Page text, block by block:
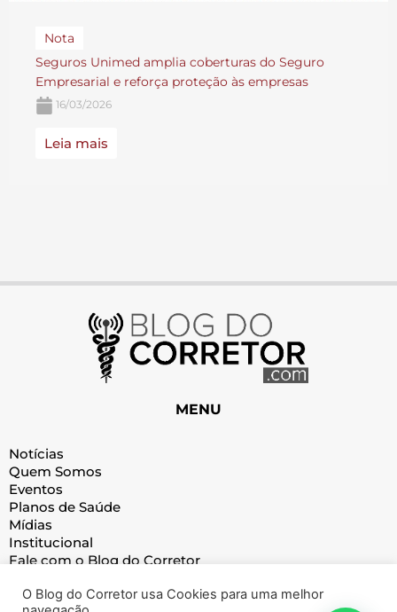
Nota
Seguros Unimed amplia coberturas do Seguro
Empresarial e reforça proteção às empresas
16/03/2026
Leia mais
MENU
Notícias
Quem Somos
Eventos
Planos de Saúde
Mídias
Institucional
Fale com o Blog do Corretor
CATEGORIAS
O Blog do Corretor usa Cookies para uma melhor